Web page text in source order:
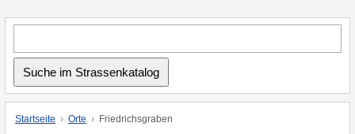
Startseite Orte Friedrichsgraben